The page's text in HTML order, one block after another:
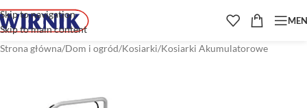
Skip to navigation
Skip to main content
Strona główna/Dom i ogród/Kosiarki/Kosiarki Akumulatorowe